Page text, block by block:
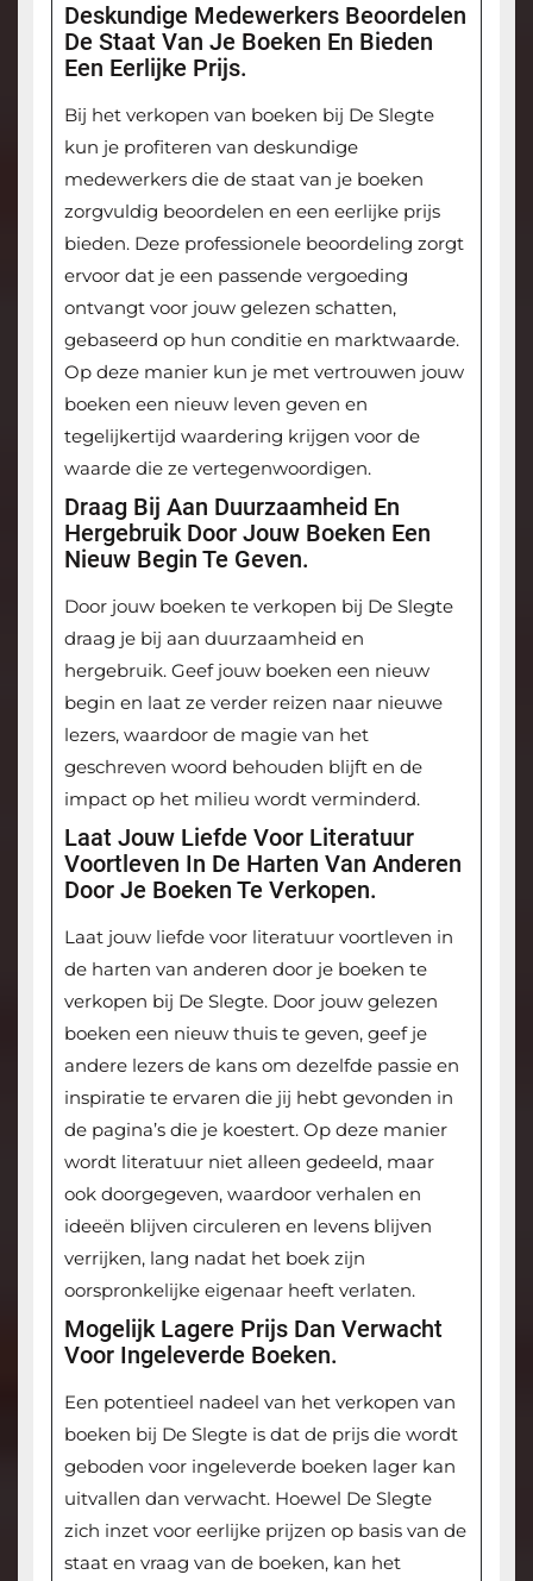
Deskundige Medewerkers Beoordelen
De Staat Van Je Boeken En Bieden
Een Eerlijke Prijs.
Bij het verkopen van boeken bij De Slegte
kun je profiteren van deskundige
medewerkers die de staat van je boeken
zorgvuldig beoordelen en een eerlijke prijs
bieden. Deze professionele beoordeling zorgt
ervoor dat je een passende vergoeding
ontvangt voor jouw gelezen schatten,
gebaseerd op hun conditie en marktwaarde.
Op deze manier kun je met vertrouwen jouw
boeken een nieuw leven geven en
tegelijkertijd waardering krijgen voor de
waarde die ze vertegenwoordigen.
Draag Bij Aan Duurzaamheid En
Hergebruik Door Jouw Boeken Een
Nieuw Begin Te Geven.
Door jouw boeken te verkopen bij De Slegte
draag je bij aan duurzaamheid en
hergebruik. Geef jouw boeken een nieuw
begin en laat ze verder reizen naar nieuwe
lezers, waardoor de magie van het
geschreven woord behouden blijft en de
impact op het milieu wordt verminderd.
Laat Jouw Liefde Voor Literatuur
Voortleven In De Harten Van Anderen
Door Je Boeken Te Verkopen.
Laat jouw liefde voor literatuur voortleven in
de harten van anderen door je boeken te
verkopen bij De Slegte. Door jouw gelezen
boeken een nieuw thuis te geven, geef je
andere lezers de kans om dezelfde passie en
inspiratie te ervaren die jij hebt gevonden in
de pagina’s die je koestert. Op deze manier
wordt literatuur niet alleen gedeeld, maar
ook doorgegeven, waardoor verhalen en
ideeën blijven circuleren en levens blijven
verrijken, lang nadat het boek zijn
oorspronkelijke eigenaar heeft verlaten.
Mogelijk Lagere Prijs Dan Verwacht
Voor Ingeleverde Boeken.
Een potentieel nadeel van het verkopen van
boeken bij De Slegte is dat de prijs die wordt
geboden voor ingeleverde boeken lager kan
uitvallen dan verwacht. Hoewel De Slegte
zich inzet voor eerlijke prijzen op basis van de
staat en vraag van de boeken, kan het